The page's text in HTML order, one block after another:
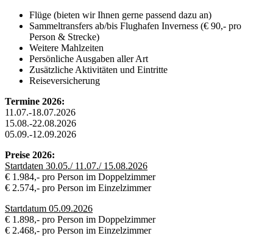
Flüge (bieten wir Ihnen gerne passend dazu an)
Sammeltransfers ab/bis Flughafen Inverness (€ 90,- pro
Person & Strecke)
Weitere Mahlzeiten
Persönliche Ausgaben aller Art
Zusätzliche Aktivitäten und Eintritte
Reiseversicherung
Termine 2026:
11.07.-18.07.2026
15.08.-22.08.2026
05.09.-12.09.2026
Preise 2026:
Startdaten 30.05./ 11.07./ 15.08.2026
€ 1.984,- pro Person im Doppelzimmer
€ 2.574,- pro Person im Einzelzimmer
Startdatum 05.09.2026
€ 1.898,- pro Person im Doppelzimmer
€ 2.468,- pro Person im Einzelzimmer